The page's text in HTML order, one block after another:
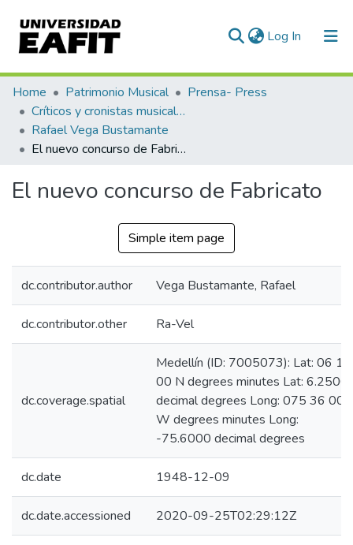
Log In (current)
Communities & Collections
All of DSpace
Statistics
Home Patrimonio Musical
Prensa- Press
Críticos y cronistas musicales
Rafael Vega Bustamante
El nuevo concurso de Fabricato
El nuevo concurso de Fabricato
Simple item page
dc.contributor.author Vega Bustamante, Rafael
dc.contributor.other Ra-Vel
dc.coverage.spatial
Medellín (ID: 7005073): Lat: 06 15
00 N degrees minutes Lat: 6.2500
decimal degrees Long: 075 36 00
W degrees minutes Long:
-75.6000 decimal degrees
dc.date 1948-12-09
dc.date.accessioned 2020-09-25T02:29:12Z